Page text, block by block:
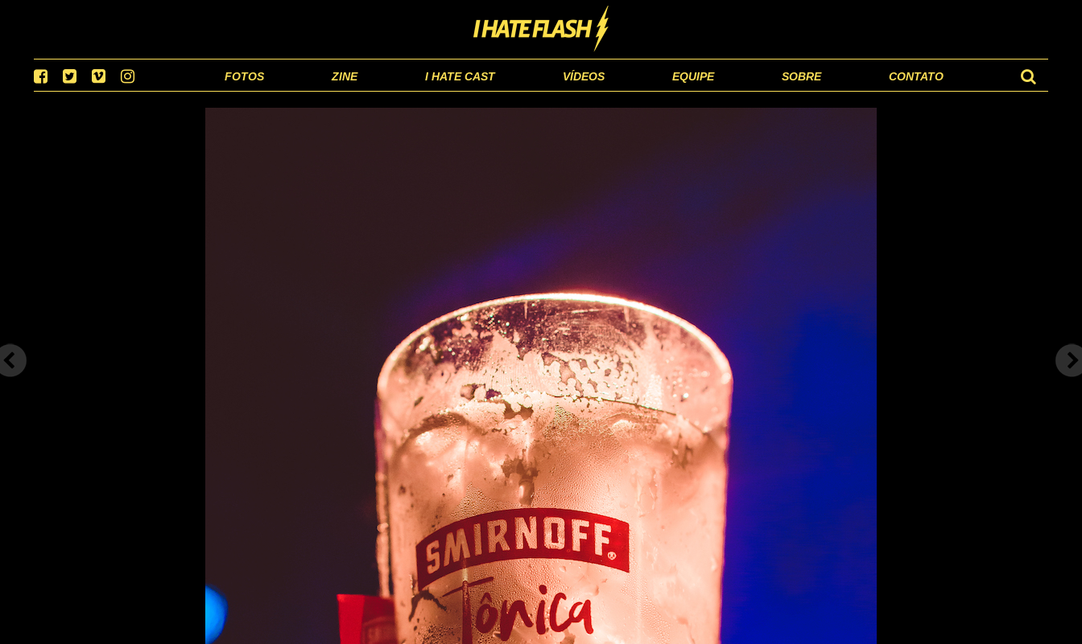
FOTOS ZINE I HATE CAST VÍDEOS EQUIPE SOBRE CONTATO